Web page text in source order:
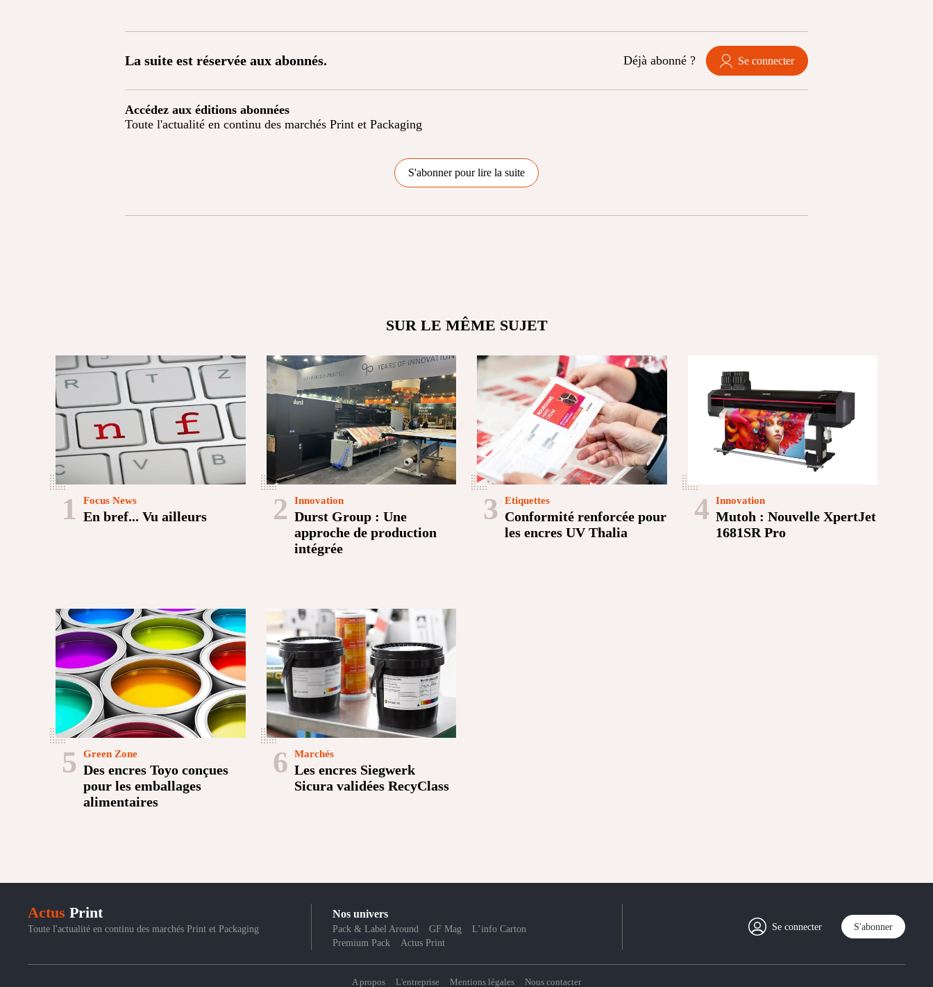
La suite est réservée aux abonnés. Déjà abonné ? Se connecter
Accédez aux éditions abonnées
Toute l'actualité en continu des marchés Print et Packaging
S'abonner pour lire la suite
SUR LE MÊME SUJET
1 En bref... Vu ailleurs
Focus News 2 Durst Group : Une
approche de production
intégrée
Innovation 3 Conformité renforcée pour
les encres UV Thalia
Etiquettes 4 Mutoh : Nouvelle XpertJet
1681SR Pro
Innovation
5 Des encres Toyo conçues
pour les emballages
alimentaires
Green Zone 6 Les encres Siegwerk
Sicura validées RecyClass
Marchés
Actus Print
Toute l'actualité en continu des marchés Print et Packaging
Nos univers
Pack & Label Around GF Mag
L’info Carton
Premium Pack
Actus Print
Se connecter S'abonner
A propos L'entreprise Mentions légales Nous contacter